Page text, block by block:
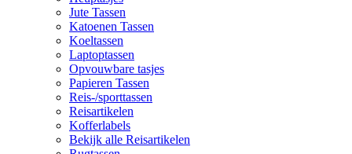
Jute Tassen
Katoenen Tassen
Koeltassen
Laptoptassen
Opvouwbare tasjes
Papieren Tassen
Reis-/sporttassen
Reisartikelen
Kofferlabels
Bekijk alle Reisartikelen